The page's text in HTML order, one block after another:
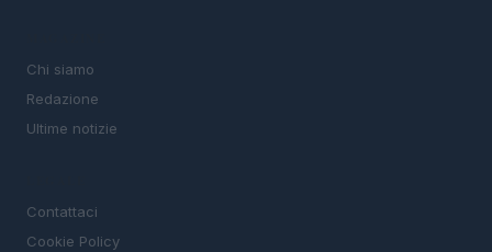
Chi siamo
Redazione
Ultime notizie
Contattaci
Cookie Policy